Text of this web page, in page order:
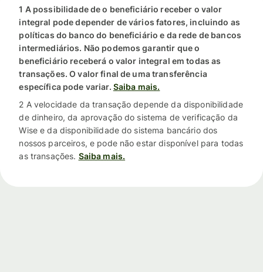
1 A possibilidade de o beneficiário receber o valor
integral pode depender de vários fatores, incluindo as
políticas do banco do beneficiário e da rede de bancos
intermediários. Não podemos garantir que o
beneficiário receberá o valor integral em todas as
transações. O valor final de uma transferência
específica pode variar. Saiba mais.
2 A velocidade da transação depende da disponibilidade
de dinheiro, da aprovação do sistema de verificação da
Wise e da disponibilidade do sistema bancário dos
nossos parceiros, e pode não estar disponível para todas
as transações. Saiba mais.